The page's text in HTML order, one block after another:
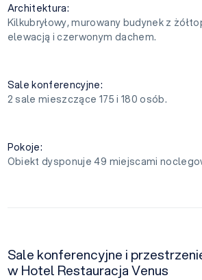
Architektura:
Kilkubryłowy, murowany budynek z
elewacją i czerwonym dachem.
Sale konferencyjne:
2 sale mieszczące 175 i 180 osób.
Pokoje:
Obiekt dysponuje 49 miejscami
Sale konferencyjne i
w Hotel Restauracja Venus